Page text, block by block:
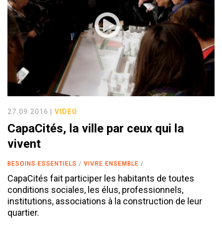
27.09.2016 | VIDEO
CapaCités, la ville par ceux qui la
vivent
BESOINS ESSENTIELS VIVRE ENSEMBLE
CapaCités fait participer les habitants de toutes
conditions sociales, les élus, professionnels,
institutions, associations à la construction de leur
quartier.